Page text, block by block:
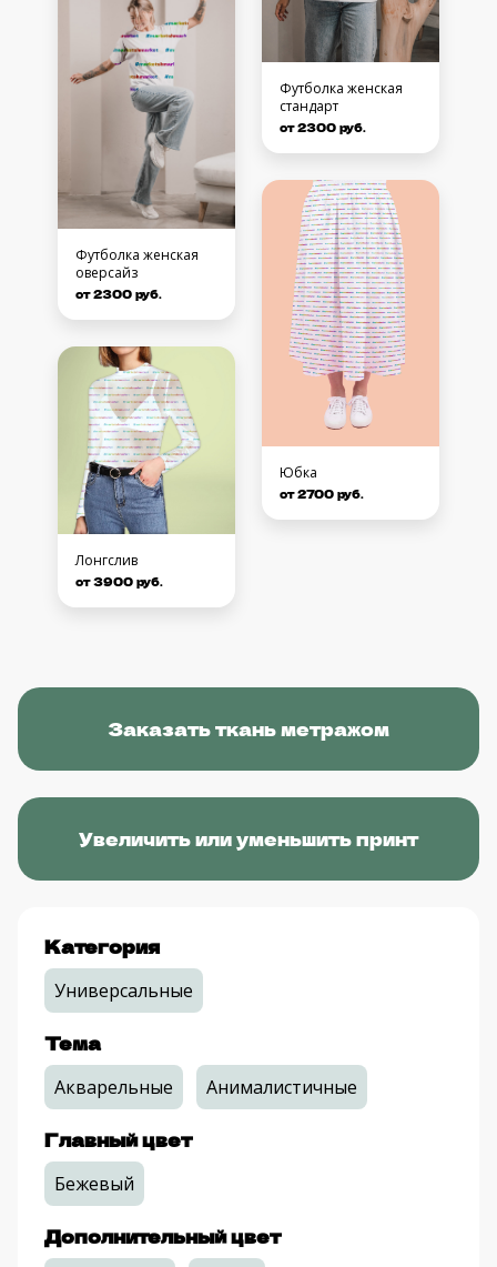
Футболка женская
оверсайз
от 2300 руб.
Лонгслив
от 3900 руб.
Футболка женская
стандарт
от 2300 руб.
Юбка
от 2700 руб.
Заказать ткань метражом
Увеличить или уменьшить принт
Категория
Универсальные
Тема
Акварельные Анималистичные
Главный цвет
Бежевый
Дополнительный цвет